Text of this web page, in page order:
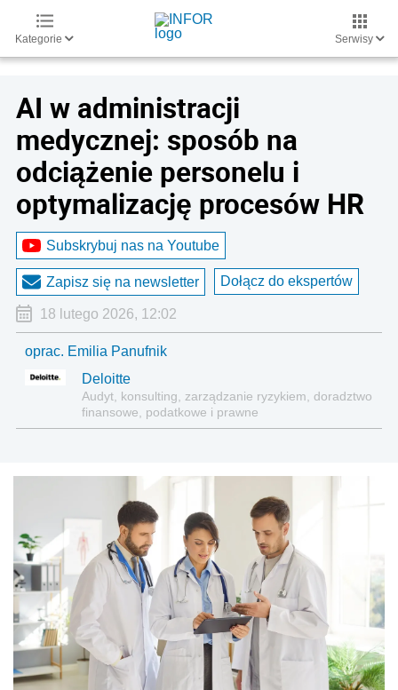
Kategorie Serwisy
AI w administracji
medycznej: sposób na
odciążenie personelu i
optymalizację procesów HR
Subskrybuj nas na Youtube
Zapisz się na newsletter Dołącz do ekspertów
18 lutego 2026, 12:02
oprac. Emilia Panufnik
Deloitte
Audyt, konsulting, zarządzanie ryzykiem, doradztwo
finansowe, podatkowe i prawne